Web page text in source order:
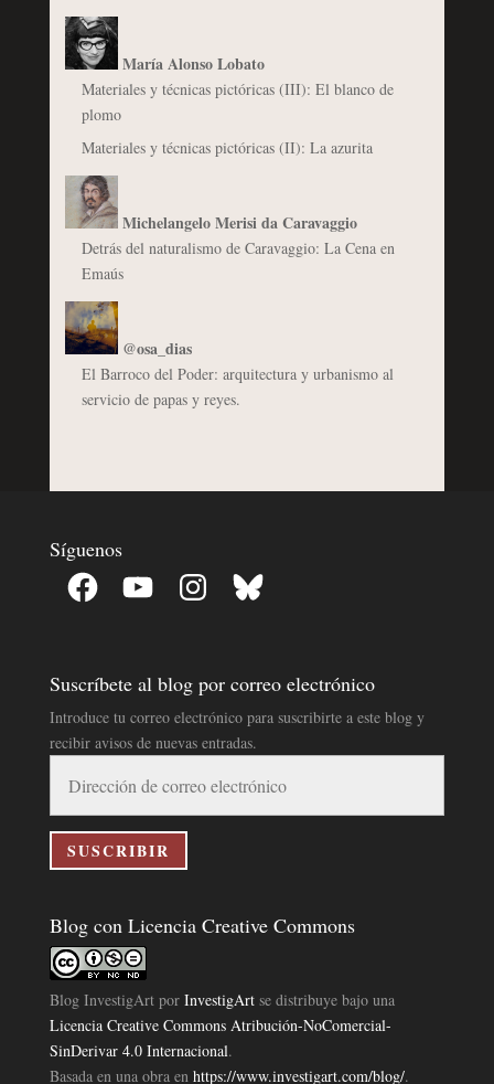
María Alonso Lobato
Materiales y técnicas pictóricas (III): El blanco de
plomo
Materiales y técnicas pictóricas (II): La azurita
Michelangelo Merisi da Caravaggio
Detrás del naturalismo de Caravaggio: La Cena en
Emaús
@osa_dias
El Barroco del Poder: arquitectura y urbanismo al
servicio de papas y reyes.
Síguenos
Facebook YouTube InstagramBluesky
Suscríbete al blog por correo electrónico
Introduce tu correo electrónico para suscribirte a este blog y
recibir avisos de nuevas entradas.
correo
electrónico
SUSCRIBIR
Blog con Licencia Creative Commons
Blog InvestigArtpor InvestigArtse distribuye bajo una
Licencia Creative Commons Atribución-NoComercial-
SinDerivar 4.0 Internacional.
Basada en una obra en https://www.investigart.com/blog/.